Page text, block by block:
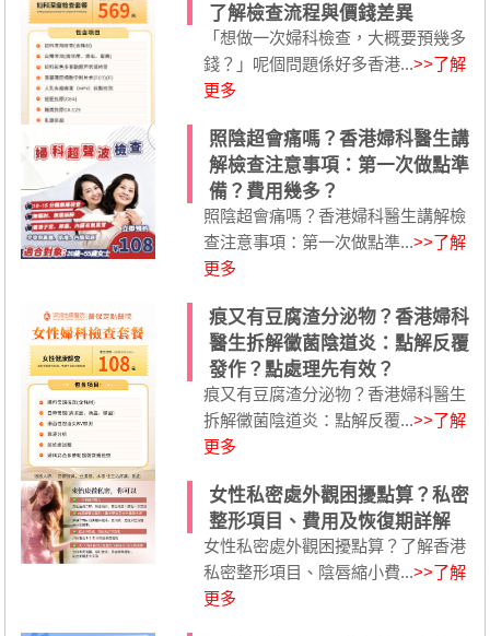
了解檢查流程與價錢差異
「想做一次婦科檢查，大概要預幾多
錢？」呢個問題係好多香港...>>了解
更多
照陰超會痛嗎？香港婦科醫生講
解檢查注意事項：第一次做點準
備？費用幾多？
照陰超會痛嗎？香港婦科醫生講解檢
查注意事項：第一次做點準...>>了解
更多
痕又有豆腐渣分泌物？香港婦科
醫生拆解黴菌陰道炎：點解反覆
發作？點處理先有效？
痕又有豆腐渣分泌物？香港婦科醫生
拆解黴菌陰道炎：點解反覆...>>了解
更多
女性私密處外觀困擾點算？私密
整形項目、費用及恢復期詳解
女性私密處外觀困擾點算？了解香港
私密整形項目、陰唇縮小費...>>了解
更多